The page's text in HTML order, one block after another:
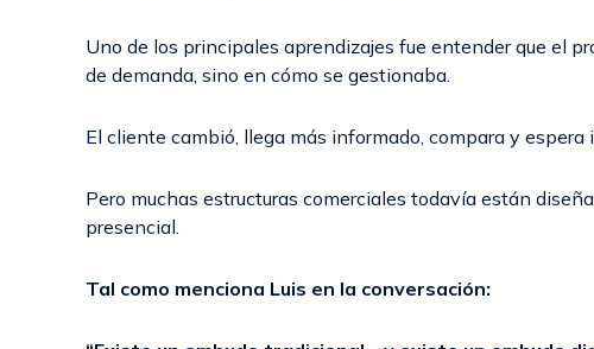
Uno de los principales aprendizajes fue entender que el
de demanda, sino en cómo se gestionaba.
El cliente cambió, llega más informado, compara y espera
Pero muchas estructuras comerciales todavía están
presencial.
Tal como menciona Luis en la conversación: